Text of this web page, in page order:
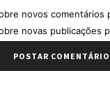
novos comentários
novas publicações